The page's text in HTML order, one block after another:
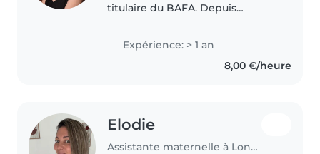
titulaire du BAFA. Depuis
le travail auprès des enfants et je
souhaite devenir éducatrice de
jeunes enfants (EJE) afin..
Expérience: > 1 an
8,00 €/heure
Elodie
Assistante maternelle à Lons-le-Saunier